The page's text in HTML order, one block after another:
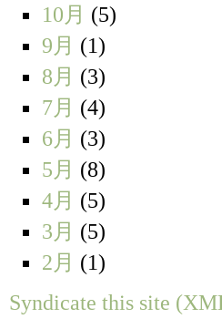
10月 (5)
9月 (1)
8月 (3)
7月 (4)
6月 (3)
5月 (8)
4月 (5)
3月 (5)
2月 (1)
Syndicate this site